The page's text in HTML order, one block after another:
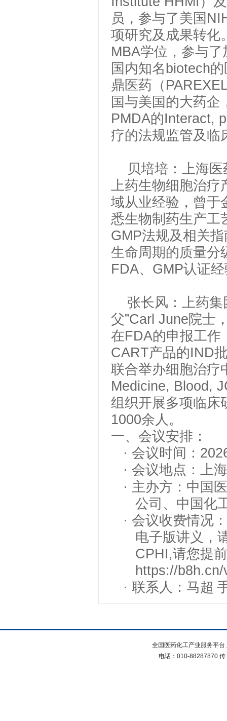
员，参与了美国
项研究及成果转化
MBA学位，参与
国内知名biotech
鼎医药（
国与美国的大药
PMDA的Interact,
疗的法规监管及临
贝培培： 上海医
上药生物细胞治疗
域从业经验，曾于
悉生物制药生产工
GMP法规及相关
生命周期的质量分
FDA、GMP认证
张长风： 上药集
父”Carl June院士
在FDA的申报工作
CART产品的IND
联合举办细胞治疗
Medicine, Blood,
组织开展多项临床
1000余人。
一、会议安排：
· 会议时间：
· 会议地点：上
· 主办方：中国
公司、中国化
· 会议收费情况
电子版讲义，
CPHI,请您提
https://
· 联系人：马超
全国医药化工产业服务平
电话：010-88287870